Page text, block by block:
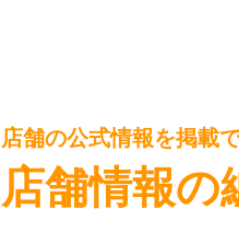
店舗の公式情報を掲載
店舗情報の